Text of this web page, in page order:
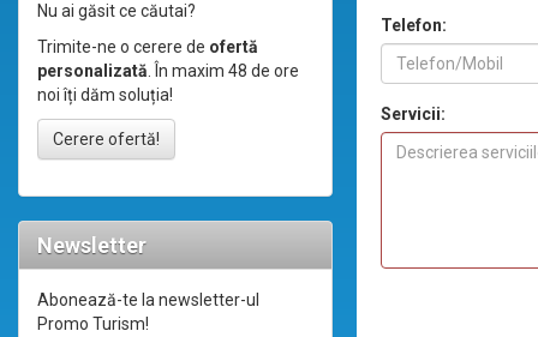
Nu ai găsit ce căutai?
Trimite-ne o cerere de ofertă
personalizată. În maxim 48 de ore
noi îți dăm soluția!
Cerere ofertă!
Newsletter
Abonează-te la newsletter-ul
Promo Turism!
Telefon:
Servicii: